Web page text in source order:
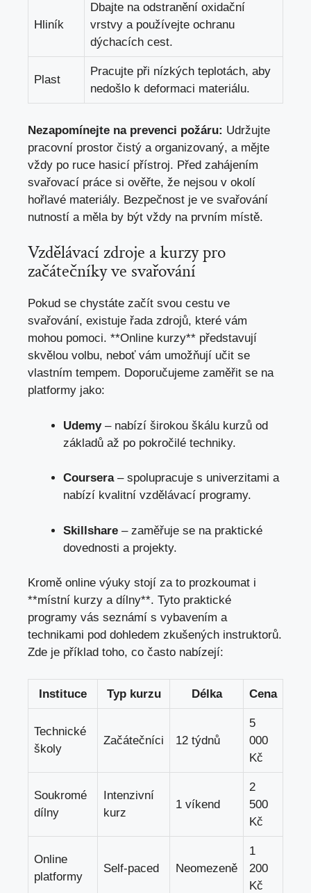
Hliník
Dbajte na odstranění‌ oxidační
vrstvy a používejte ‍ochranu
dýchacích cest.
Plast
Pracujte při nízkých teplotách, aby
nedošlo k deformaci ⁣materiálu.
Nezapomínejte na prevenci požáru: Udržujte
pracovní prostor čistý a organizovaný, a‌ mějte
vždy​ po ruce hasicí přístroj. ‌Před zahájením
svařovací práce⁣ si ověřte, že​ nejsou v okolí
hořlavé materiály. Bezpečnost‍ je ve svařování
⁣nutností ‌a⁢ měla by být ​vždy⁢ na prvním místě.
Vzdělávací zdroje a kurzy pro
začátečníky ve svařování
Pokud se​ chystáte začít‍ svou cestu ‍ve
svařování, ⁣existuje⁤ řada zdrojů,​ které vám
mohou pomoci. **Online ⁢kurzy** představují
⁣skvělou volbu, neboť vám umožňují učit se
‍vlastním tempem. Doporučujeme zaměřit se na
platformy jako:
Udemy– nabízí ‍širokou škálu kurzů od‍
základů až po pokročilé techniky.
Coursera– spolupracuje⁣ s univerzitami⁤ a
nabízí kvalitní‌ vzdělávací⁤ programy.
Skillshare – zaměřuje​ se ​na praktické
dovednosti a projekty.
Kromě online výuky⁣ stojí​ za to prozkoumat i
**místní kurzy a⁢ dílny**. Tyto praktické
programy vás seznámí⁤ s‍ vybavením a⁤
technikami ⁤pod‌ dohledem zkušených​ instruktorů.
Zde je příklad ⁤toho, ‌co často‍ nabízejí:
Instituce Typ kurzu Délka Cena
Technické
školy
Začátečníci 12 týdnů
5⁣
000
Kč
Soukromé
dílny
Intenzivní
kurz
1 víkend
2
500
⁢Kč
Online
platformy
Self-paced Neomezeně
1
⁤200
Kč